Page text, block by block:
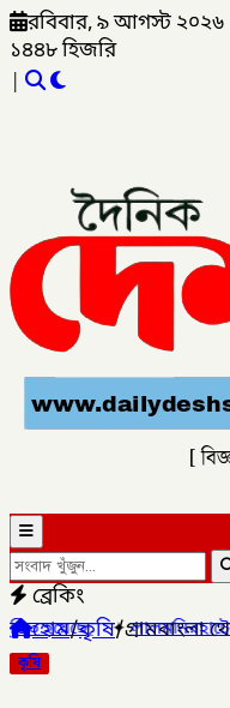
রবিবার, ৯ আগস্ট ২০২৬
১৪৪৮ হিজরি
|
[
ব্রেকিং
লালমনিরহাটের আদিতমারী
হোম/কৃষি/গ্রামবাংলা
কৃষি